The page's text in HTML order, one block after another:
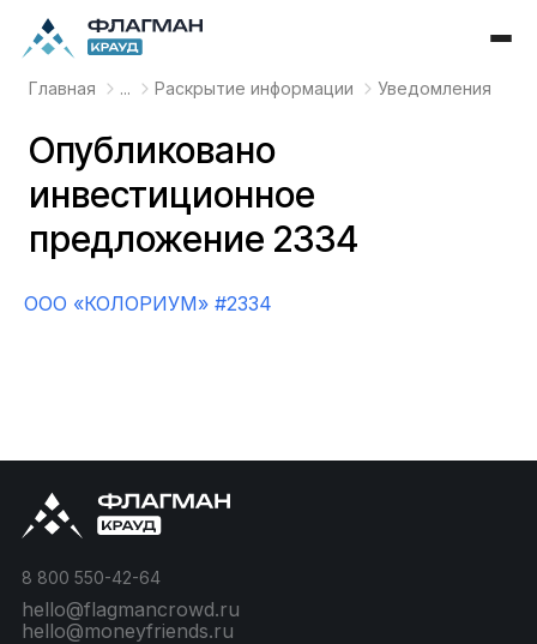
Главная ... Раскрытие информации Уведомления
Опубликовано
инвестиционное
предложение 2334
OOO «КОЛОРИУМ» #2334
8 800 550-42-64
hello@flagmancrowd.ru
hello@moneyfriends.ru